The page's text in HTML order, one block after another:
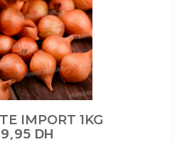
IMPORT 1KG
DH